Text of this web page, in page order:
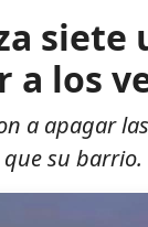
siete
a los
a apagar
su barrio.